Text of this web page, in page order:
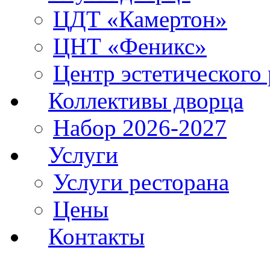
ЦДТ «Камертон»
ЦНТ «Феникс»
Центр эстетического
Коллективы дворца
Набор 2026-2027
Услуги
Услуги ресторана
Цены
Контакты